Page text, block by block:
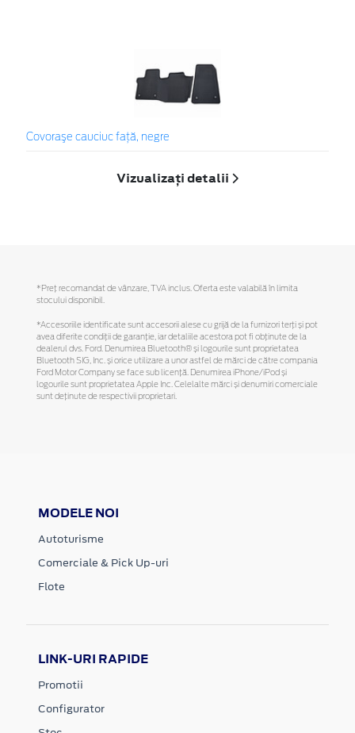
Covoraşe cauciuc faţă, negre
Vizualizați detalii
*Preţ recomandat de vânzare, TVA inclus. Oferta este valabilă în limita
stocului disponibil.
*Accesoriile identificate sunt accesorii alese cu grijă de la furnizori terți și pot
avea diferite condiții de garanție, iar detaliile acestora pot fi obținute de la
dealerul dvs. Ford. Denumirea Bluetooth® și logourile sunt proprietatea
Bluetooth SIG, Inc. și orice utilizare a unor astfel de mărci de către compania
Ford Motor Company se face sub licență. Denumirea iPhone/iPod și
logourile sunt proprietatea Apple Inc. Celelalte mărci și denumiri comerciale
sunt deținute de respectivii proprietari.
MODELE NOI
Autoturisme
Comerciale & Pick Up-uri
Flote
LINK-URI RAPIDE
Promotii
Configurator